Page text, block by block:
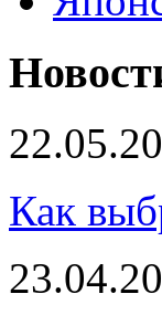
Как